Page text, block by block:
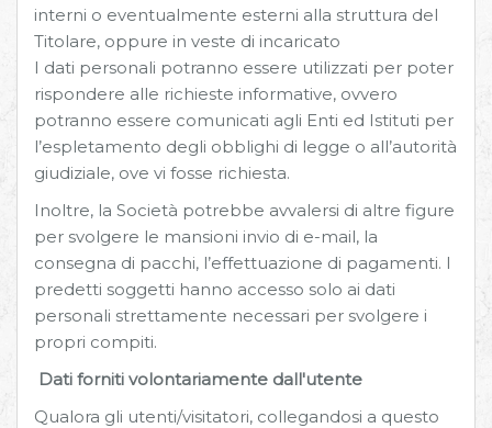
interni o eventualmente esterni alla struttura del
Titolare, oppure in veste di incaricato
I dati personali potranno essere utilizzati per poter
rispondere alle richieste informative, ovvero
potranno essere comunicati agli Enti ed Istituti per
l’espletamento degli obblighi di legge o all’autorità
giudiziale, ove vi fosse richiesta.
Inoltre, la Società potrebbe avvalersi di altre figure
per svolgere le mansioni invio di e-mail, la
consegna di pacchi, l’effettuazione di pagamenti. I
predetti soggetti hanno accesso solo ai dati
personali strettamente necessari per svolgere i
propri compiti.
Dati forniti volontariamente dall'utente
Qualora gli utenti/visitatori, collegandosi a questo